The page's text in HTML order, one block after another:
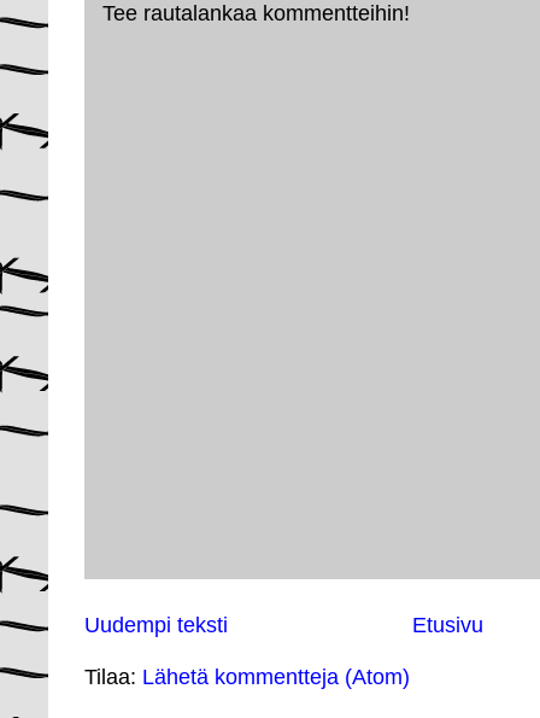
Tee rautalankaa kommentteihin!
Uudempi teksti Etusivu
Tilaa: Lähetä kommentteja (Atom)